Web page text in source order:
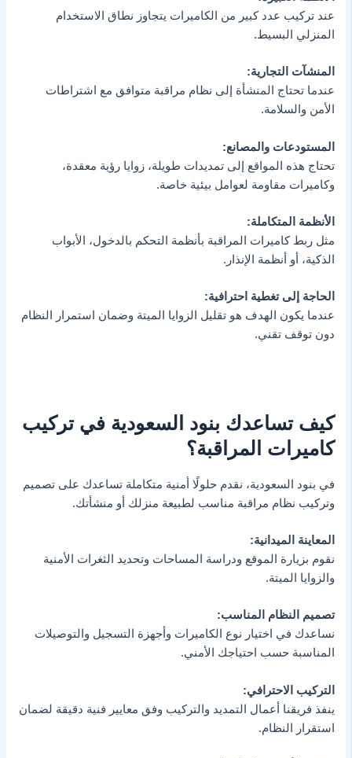
عند تركيب عدد كبير من الكاميرات يتجاوز نطاق الاستخدام
المنزلي البسيط.
المنشآت التجارية:
عندما تحتاج المنشأة إلى نظام مراقبة متوافق مع اشتراطات
الأمن والسلامة.
المستودعات والمصانع:
تحتاج هذه المواقع إلى تمديدات طويلة، زوايا رؤية معقدة،
وكاميرات مقاومة لعوامل بيئية خاصة.
الأنظمة المتكاملة:
مثل ربط كاميرات المراقبة بأنظمة التحكم بالدخول، الأبواب
الذكية، أو أنظمة الإنذار.
الحاجة إلى تغطية احترافية:
عندما يكون الهدف هو تقليل الزوايا الميتة وضمان استمرار النظام
دون توقف تقني.
كيف تساعدك بنود السعودية في تركيب
كاميرات المراقبة؟
في بنود السعودية، نقدم حلولًا أمنية متكاملة تساعدك على تصميم
وتركيب نظام مراقبة مناسب لطبيعة منزلك أو منشأتك.
المعاينة الميدانية:
نقوم بزيارة الموقع ودراسة المساحات وتحديد الثغرات الأمنية
والزوايا الميتة.
تصميم النظام المناسب:
نساعدك في اختيار نوع الكاميرات وأجهزة التسجيل والتوصيلات
المناسبة حسب احتياجك الأمني.
التركيب الاحترافي:
ينفذ فريقنا أعمال التمديد والتركيب وفق معايير فنية دقيقة لضمان
استقرار النظام.